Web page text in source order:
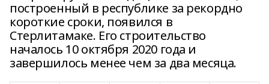
построенный в республике за рекордно
короткие сроки, появился в
Стерлитамаке. Его строительство
началось 10 октября 2020 года и
завершилось менее чем за два месяца.